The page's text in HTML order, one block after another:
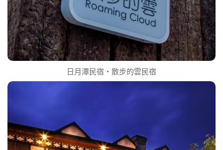
日月潭民宿‧散步的雲民宿